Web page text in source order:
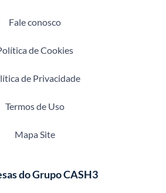
Fale conosco
de Cookies
de Privacidade
Termos de Uso
Mapa Site
do Grupo CASH3